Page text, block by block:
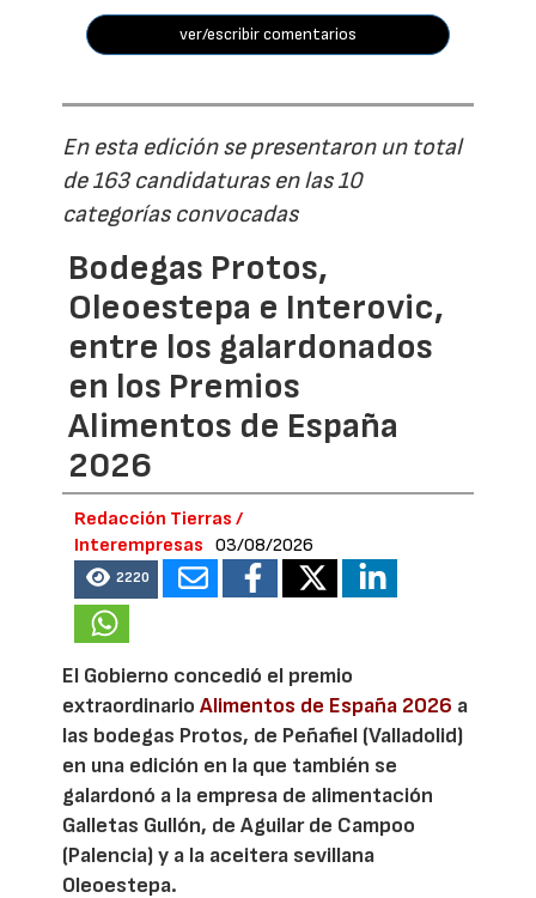
ver/escribir comentarios
En esta edición se presentaron un total
de 163 candidaturas en las 10
categorías convocadas
Bodegas Protos,
Oleoestepa e Interovic,
entre los galardonados
en los Premios
Alimentos de España
2026
Redacción Tierras /
Interempresas
03/08/2026
2220
El Gobierno concedió el premio
extraordinarioAlimentos de España 2026 a
las bodegas Protos, de Peñafiel (Valladolid)
en una edición en la que también se
galardonó a la empresa de alimentación
Galletas Gullón, de Aguilar de Campoo
(Palencia) y a la aceitera sevillana
Oleoestepa.